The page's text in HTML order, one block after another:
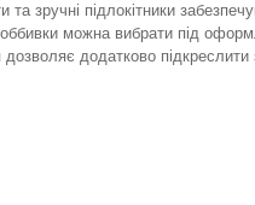
та зручні підлокітники
оббивки можна вибрати під
додатково підкреслити